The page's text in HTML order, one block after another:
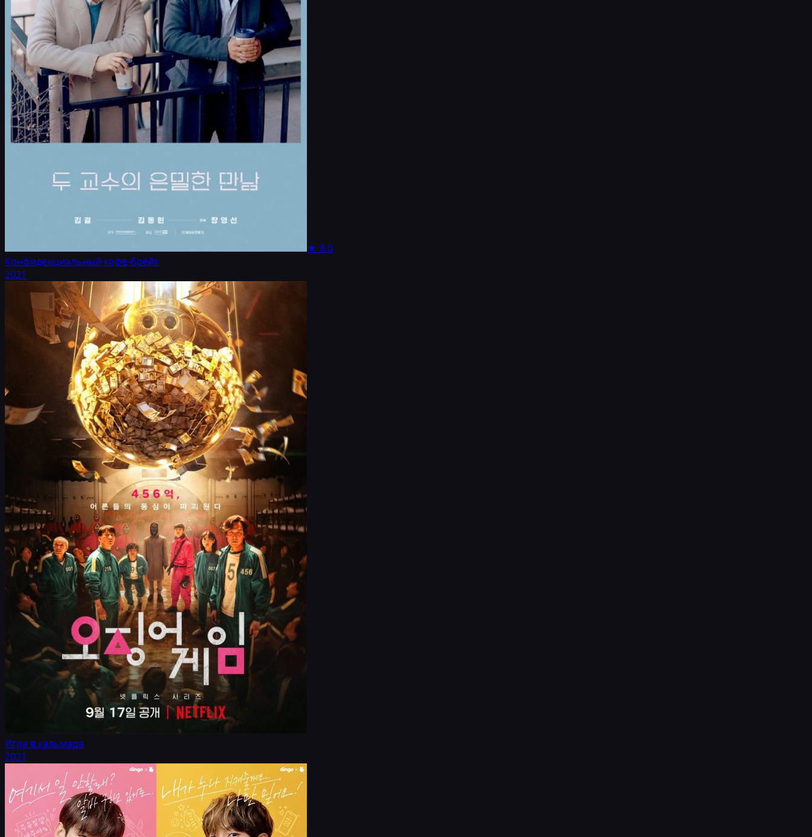
★ 8.0
Конфиденциальный кофе-брейк
2021
Игра в кальмара
2021